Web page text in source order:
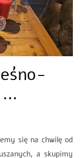
…
się na chwilę od
a skupimy